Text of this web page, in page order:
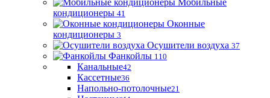
Мобильные
кондиционеры 41
Оконные
кондиционеры 3
Осушители воздуха 37
Фанкойлы 110
Канальные42
Кассетные36
Напольно-потолочные21